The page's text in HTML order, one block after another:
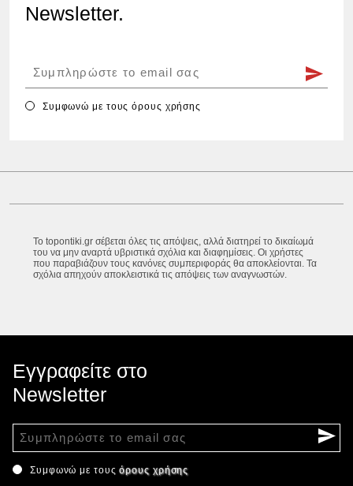
Newsletter.
Συμφωνώ με τουςόρους χρήσης
Το topontiki.gr σέβεται όλες τις απόψεις, αλλά διατηρεί το δικαίωμά
του να μην αναρτά υβριστικά σχόλια και διαφημίσεις. Οι χρήστες
που παραβιάζουν τους κανόνες συμπεριφοράς θα αποκλείονται. Τα
σχόλια απηχούν αποκλειστικά τις απόψεις των αναγνωστών.
Εγγραφείτε στο
Newsletter
Συμφωνώ με τουςόρους χρήσης